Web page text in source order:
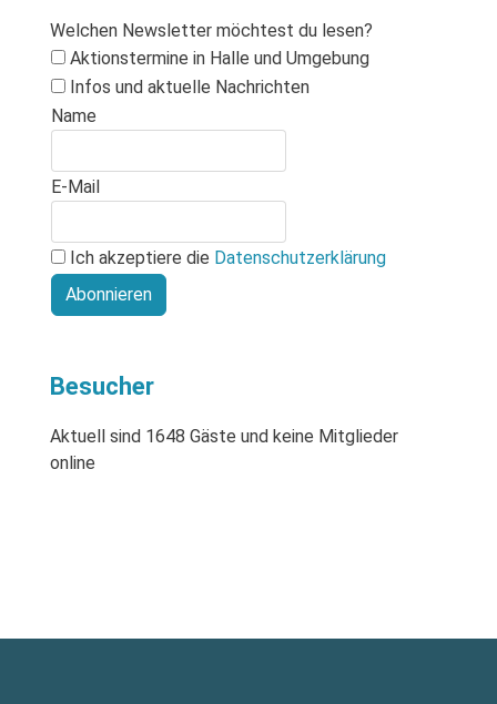
Welchen Newsletter möchtest du lesen?
Aktionstermine in Halle und Umgebung
Infos und aktuelle Nachrichten
Name
E-Mail
Ich akzeptiere die Datenschutzerklärung
Abonnieren
Besucher
Aktuell sind 1648 Gäste und keine Mitglieder
online